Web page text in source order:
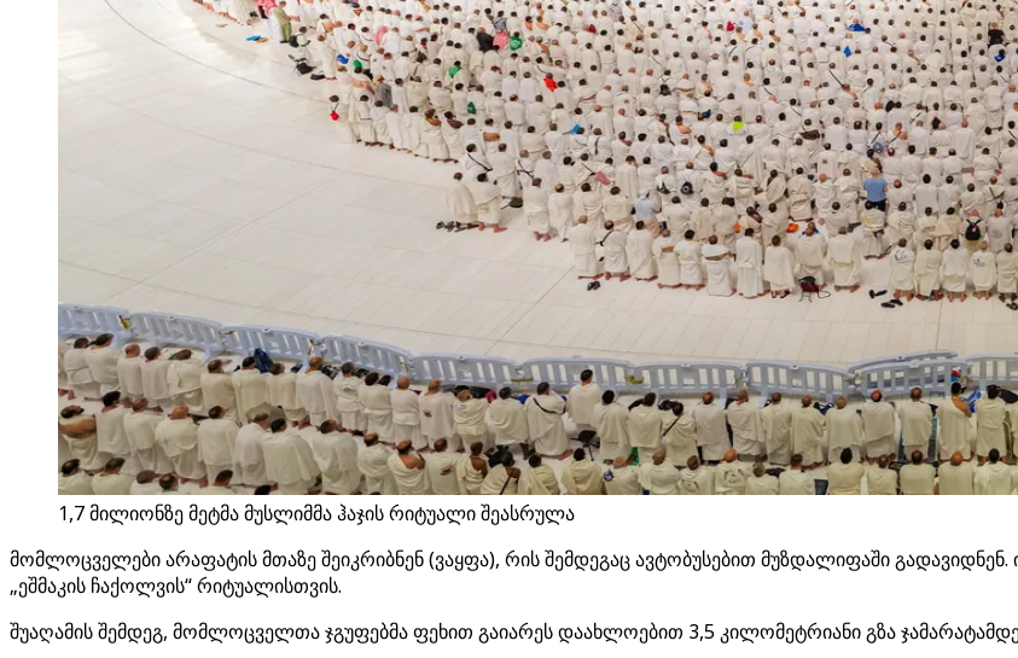
1,7 მილიონზე მეტმა მუსლიმმა ჰაჯის რიტუალი შეასრულა
მომლოცველები არაფატის მთაზე შეიკრიბნენ (ვაყფა), რის შემდეგაც ავტობუსებით მუზდალიფაში
„ეშმაკის ჩაქოლვის“ რიტუალისთვის.
შუაღამის შემდეგ, მომლოცველთა ჯგუფებმა ფეხით გაიარეს დაახლოებით 3,5 კილომეტრიანი გზა ჯამარატამდე,